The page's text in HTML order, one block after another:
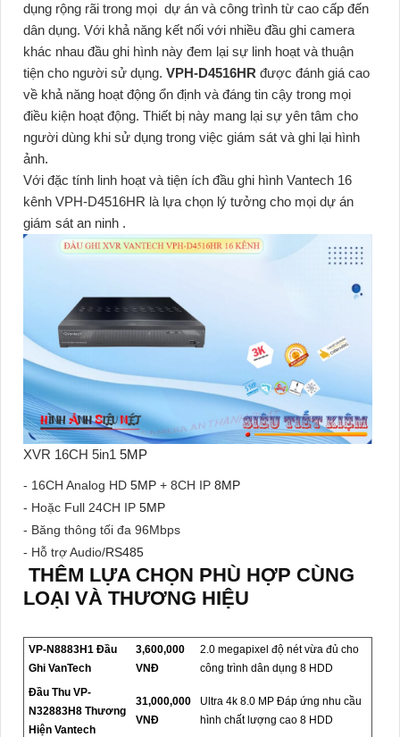
dụng rộng rãi trong mọi dự án và công trình từ cao cấp đến
dân dụng. Với khả năng kết nối với nhiều đầu ghi camera
khác nhau đầu ghi hình này đem lại sự linh hoạt và thuận
tiện cho người sử dụng. VPH-D4516HR được đánh giá cao
về khả năng hoạt động ổn định và đáng tin cậy trong mọi
điều kiện hoạt động. Thiết bị này mang lại sự yên tâm cho
người dùng khi sử dụng trong việc giám sát và ghi lại hình
ảnh.
Với đặc tính linh hoạt và tiện ích đầu ghi hình Vantech 16
kênh VPH-D4516HR là lựa chọn lý tưởng cho mọi dự án
giám sát an ninh .
XVR 16CH 5in1 5MP
- 16CH Analog HD 5MP + 8CH IP 8MP
- Hoặc Full 24CH IP 5MP
- Băng thông tối đa 96Mbps
- Hỗ trợ Audio/RS485
THÊM LỰA CHỌN PHÙ HỢP CÙNG
LOẠI VÀ THƯƠNG HIỆU
VP-N8883H1 Đầu
Ghi VanTech
3,600,000
VNĐ
2.0 megapixel độ nét vừa đủ cho
công trình dân dụng 8 HDD
Đầu Thu VP-
N32883H8 Thương
Hiện Vantech
31,000,000
VNĐ
Ultra 4k 8.0 MP Đáp ứng nhu cầu
hình chất lượng cao 8 HDD